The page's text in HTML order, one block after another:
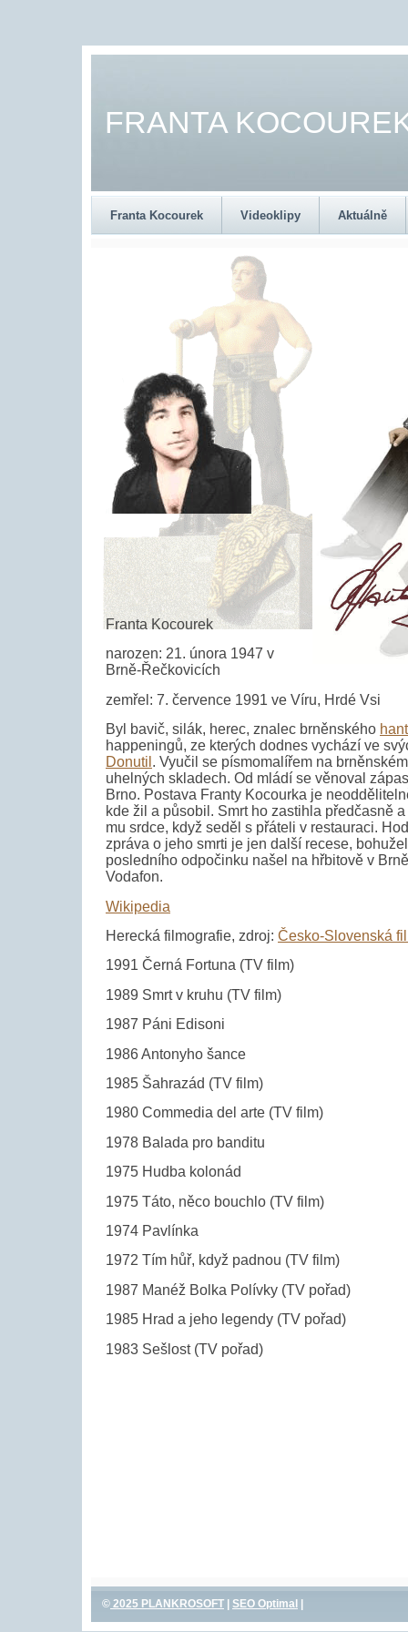
FRANTA
Franta Kocourek Videoklipy Aktuálně
Franta Kocourek
narozen: 21. února 1947 v
Brně-Řečkovicích
zemřel: 7. července 1991 ve Víru, Hrdé Vsi
Byl bavič, silák, herec, znalec brněnského
happeningů, ze kterých dodnes vychází ve
Donutil . Vyučil se písmomalířem na
uhelných skladech. Od mládí se věnoval
Brno. Postava Franty Kocourka je
kde žil a působil. Smrt ho zastihla předčasně
mu srdce, když seděl s přáteli v restauraci.
zpráva o jeho smrti je jen další recese,
posledního odpočinku našel na hřbitově v
Vodafon.
Wikipedia
Herecká filmografie, zdroj: Česko-Slovenská
1991 Černá Fortuna (TV film)
1989 Smrt v kruhu (TV film)
1987 Páni Edisoni
1986 Antonyho šance
1985 Šahrazád (TV film)
1980 Commedia del arte (TV film)
1978 Balada pro banditu
1975 Hudba kolonád
1975 Táto, něco bouchlo (TV film)
1974 Pavlínka
1972 Tím hůř, když padnou (TV film)
1987 Manéž Bolka Polívky (TV pořad)
1985 Hrad a jeho legendy (TV pořad)
1983 Sešlost (TV pořad)
© 2025 PLANKROSOFT | SEO Optimal |